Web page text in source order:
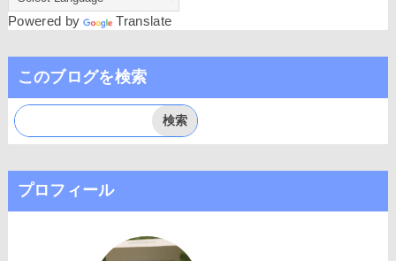
Powered by Translate
このブログを検索
プロフィール